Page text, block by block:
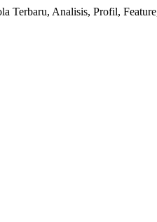
Terbaru, Analisis, Profil,